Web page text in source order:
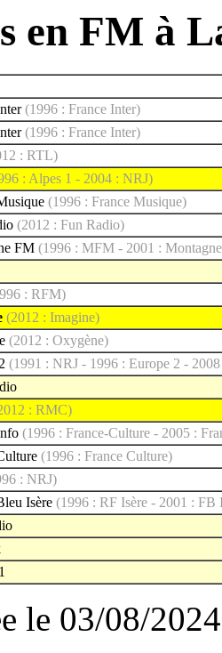
en FM à
(1996 : France Inter)
(1996 : France Inter)
: RTL)
: Alpes 1 - 2004 : NRJ)
(1996 : France Musique)
(2012 : Fun Radio)
FM (1996 : MFM - 2001 :
: RFM)
(2012 : Imagine)
(2012 : Oxygène)
(1991 : NRJ - 1996 : Europe 2 -
: RMC)
(1996 : France-Culture - 2005 :
(1996 : France Culture)
: NRJ)
Isère (1996 : RF Isère - 2001 : FB
le 03/08/